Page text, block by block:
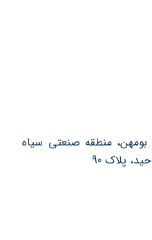
منطقه صنعتی سیاه
پلاک 90